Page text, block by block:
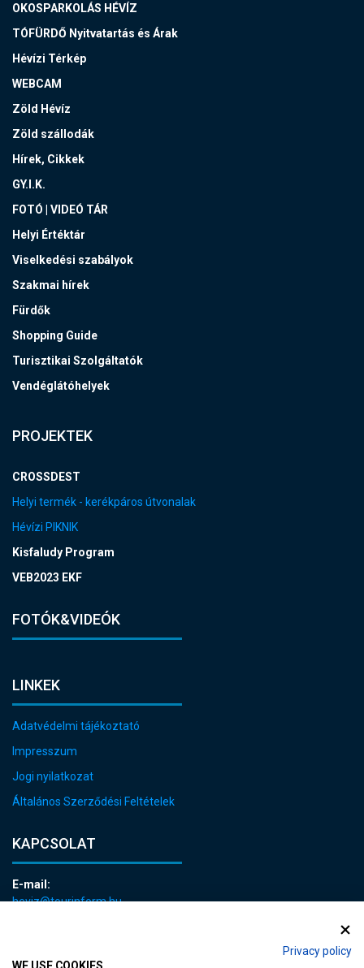
Privacy policy
OKOSPARKOLÁS HÉVÍZ
TÓFÜRDŐ Nyitvatartás és Árak
Hévízi Térkép
WEBCAM
Zöld Hévíz
Zöld szállodák
Hírek, Cikkek
GY.I.K.
FOTÓ | VIDEÓ TÁR
Helyi Értéktár
Viselkedési szabályok
Szakmai hírek
Fürdők
Shopping Guide
Turisztikai Szolgáltatók
Vendéglátóhelyek
PROJEKTEK
CROSSDEST
Helyi termék - kerékpáros útvonalak
Hévízi PIKNIK
Kisfaludy Program
VEB2023 EKF
FOTÓK&VIDEÓK
LINKEK
Adatvédelmi tájékoztató
Impresszum
Jogi nyilatkozat
Általános Szerződési Feltételek
KAPCSOLAT
E-mail:
heviz@tourinform.hu